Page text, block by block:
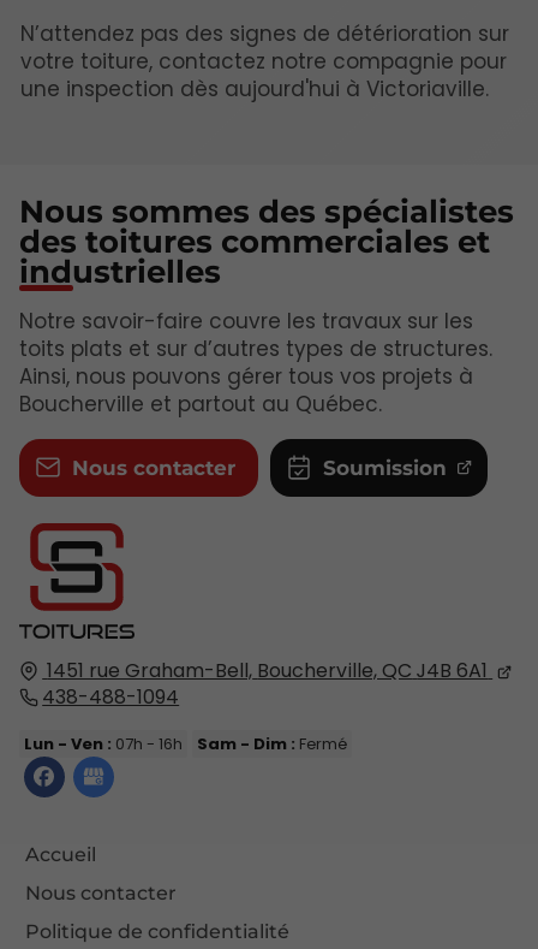
N’attendez pas des signes de détérioration sur
votre toiture, contactez notre compagnie pour
une inspection dès aujourd'hui à Victoriaville.
1451 rue Graham-Bell, Boucherville, QC J4B 6A1
438-488-1094
Lun - Ven : 07h - 16h Sam - Dim : Fermé
Accueil
Nous contacter
Politique de confidentialité
Nous sommes des spécialistes
des toitures commerciales et
industrielles
Notre savoir-faire couvre les travaux sur les
toits plats et sur d’autres types de structures.
Ainsi, nous pouvons gérer tous vos projets à
Boucherville et partout au Québec.
Nous contacter Soumission